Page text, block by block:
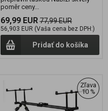
poměr ceny...
69,99 EUR77,99 EUR
56,903 EUR (Vaša cena bez DPH:)
Pridať do košíka
Zľava
10 %